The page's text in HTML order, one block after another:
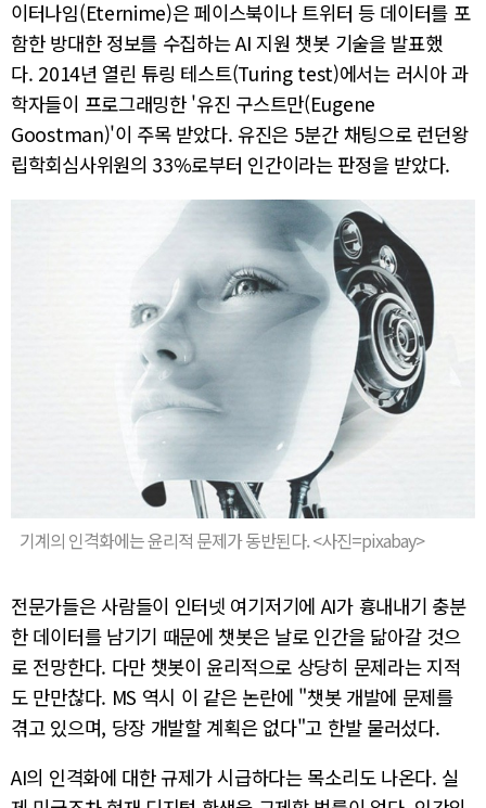
이터나임(Eternime)은 페이스북이나 트위터 등 데이터를 포
함한 방대한 정보를 수집하는 AI 지원 챗봇 기술을 발표했
다. 2014년 열린 튜링 테스트(Turing test)에서는 러시아 과
학자들이 프로그래밍한 '유진 구스트만(Eugene
Goostman)'이 주목 받았다. 유진은 5분간 채팅으로 런던왕
립학회심사위원의 33%로부터 인간이라는 판정을 받았다.
기계의 인격화에는 윤리적 문제가 동반된다. <사진=pixabay>
전문가들은 사람들이 인터넷 여기저기에 AI가 흉내내기 충분
한 데이터를 남기기 때문에 챗봇은 날로 인간을 닮아갈 것으
로 전망한다. 다만 챗봇이 윤리적으로 상당히 문제라는 지적
도 만만찮다. MS 역시 이 같은 논란에 "챗봇 개발에 문제를
겪고 있으며, 당장 개발할 계획은 없다"고 한발 물러섰다.
AI의 인격화에 대한 규제가 시급하다는 목소리도 나온다. 실